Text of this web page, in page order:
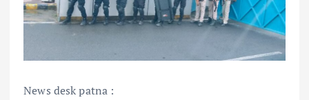
News desk patna :